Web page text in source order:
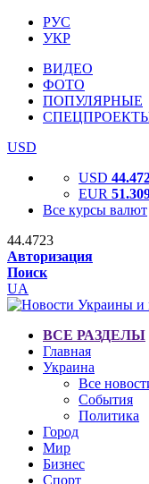
РУС
УКР
ВИДЕО
ФОТО
ПОПУЛЯРНЫЕ
USD
USD
EUR
Все курсы валют
44.4723
Авторизация
Поиск
UA
ВСЕ РАЗДЕЛЫ
Главная
Украина
Все
События
Политика
Город
Мир
Бизнес
Спорт